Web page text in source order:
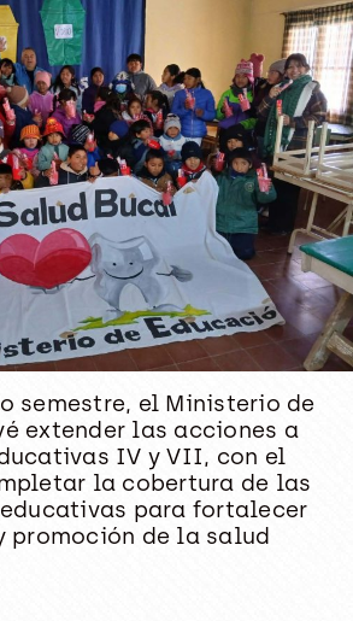
semestre, el Ministerio de
extender las acciones a
IV y VII, con el
la cobertura de las
para fortalecer
promoción de la salud